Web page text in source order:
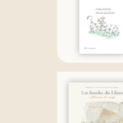
Los